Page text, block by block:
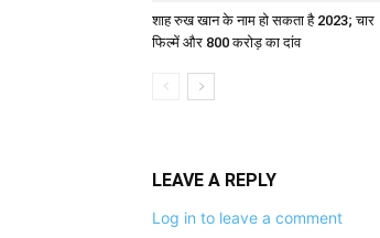
शाह रुख खान के नाम हो सकता है 2023; चार
फिल्में और 800 करोड़ का दांव
LEAVE A REPLY
Log in to leave a comment